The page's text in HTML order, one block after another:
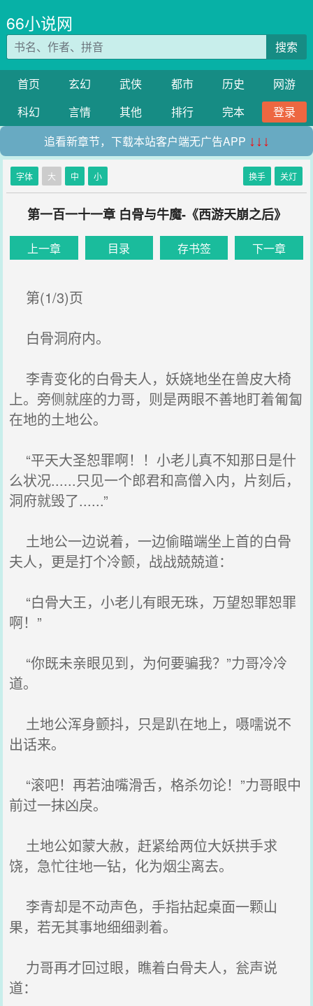
66小说网
搜索
首页 玄幻 武侠 都市 历史
网游
科幻
言情 其他 排行 完本
登录
追看新章节，下载本站客户端无广告APP ↓↓↓
字体 大 中 小 换手 关灯
第一百一十一章 白骨与牛魔-《西游天崩之后》
上一章 目录 存书签 下一章
第(1/3)页
白骨洞府内。
李青变化的白骨夫人，妖娆地坐在兽皮大椅
上。旁侧就座的力哥，则是两眼不善地盯着匍匐
在地的土地公。
“平天大圣恕罪啊！！小老儿真不知那日是什
么状况......只见一个郎君和高僧入内，片刻后，
洞府就毁了......”
土地公一边说着，一边偷瞄端坐上首的白骨
夫人，更是打个冷颤，战战兢兢道：
“白骨大王，小老儿有眼无珠，万望恕罪恕罪
啊！”
“你既未亲眼见到，为何要骗我？”力哥冷冷
道。
土地公浑身颤抖，只是趴在地上，嗫嚅说不
出话来。
“滚吧！再若油嘴滑舌，格杀勿论！”力哥眼中
前过一抹凶戾。
土地公如蒙大赦，赶紧给两位大妖拱手求
饶，急忙往地一钻，化为烟尘离去。
李青却是不动声色，手指拈起桌面一颗山
果，若无其事地细细剥着。
力哥再才回过眼，瞧着白骨夫人，瓮声说
道：